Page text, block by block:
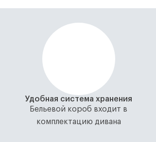
Удобная система хранения
Бельевой короб входит в
комплектацию дивана